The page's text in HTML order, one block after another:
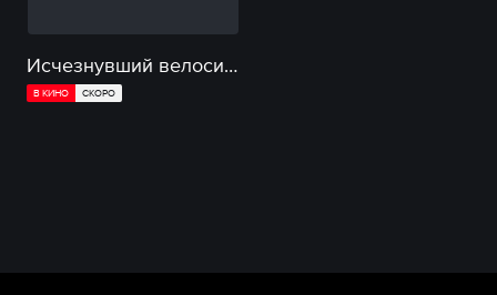
Исчезнувший велосипедист
В КИНО СКОРО